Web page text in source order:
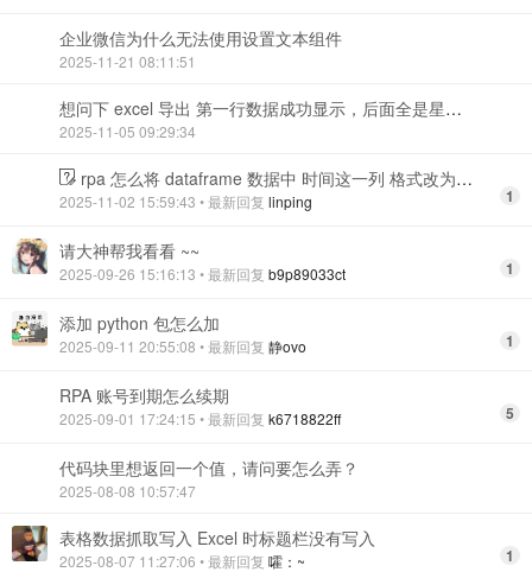
企业微信为什么无法使用设置文本组件
2025-11-21 08:11:51
想问下 excel 导出 第一行数据成功显示，后面全是星号怎么处理
2025-11-05 09:29:34
rpa 怎么将 dataframe 数据中 时间这一列 格式改为 yyyy 呢，请教一下应该用什么组件 dataframe 数据变量是表格获取组件抓的页面表格
2025-11-02 15:59:43 • 最新回复 linping 1
请大神帮我看看 ~~
2025-09-26 15:16:13 • 最新回复 b9p89033ct 1
添加 python 包怎么加
2025-09-11 20:55:08 • 最新回复 静ovo 1
RPA 账号到期怎么续期
2025-09-01 17:24:15 • 最新回复 k6718822ff 5
代码块里想返回一个值，请问要怎么弄？
2025-08-08 10:57:47
表格数据抓取写入 Excel 时标题栏没有写入
2025-08-07 11:27:06 • 最新回复 嚯：~ 1